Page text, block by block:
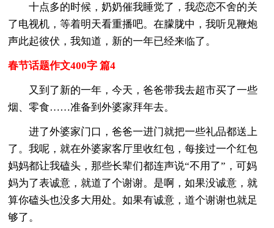
十点多的时候，奶奶催我睡觉了，我恋恋不舍的关
了电视机，等着明天看重播吧。在朦胧中，我听见鞭炮
声此起彼伏，我知道，新的一年已经来临了。
春节话题作文400字 篇4
又到了新的一年，今天，爸爸带我去超市买了一些
烟、零食……准备到外婆家拜年去。
进了外婆家门口，爸爸一进门就把一些礼品都送上
了。我呢，就在外婆家客厅里收红包，每接过一个红包
妈妈都让我磕头，那些长辈们都连声说“不用了”，可妈
妈为了表诚意，就道了个谢谢。是啊，如果没诚意，就
算你磕头也没多大用处。如果有诚意，道个谢谢也就足
够了。